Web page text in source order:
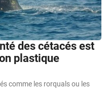
des cétacés est
plastique
comme les rorquals ou les